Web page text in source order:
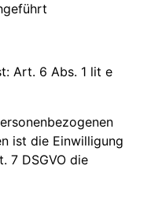
Art. 6 Abs. 1 lit e
ist die Einwilligung
7 DSGVO die